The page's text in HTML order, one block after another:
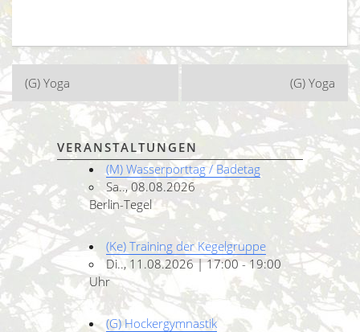
Beitragsnavigation
(G) Yoga (G) Yoga
VERANSTALTUNGEN
(M) Wasserporttag / Badetag
Sa.., 08.08.2026
Berlin-Tegel
(Ke) Training der Kegelgruppe
Di.., 11.08.2026 | 17:00 - 19:00
Uhr
(G) Hockergymnastik